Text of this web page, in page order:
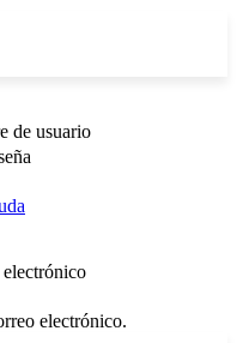
de usuario
electrónico.